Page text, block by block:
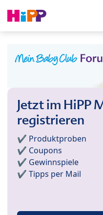
Jetzt im HiPP
registrieren
✔️ Produktproben
✔️ Coupons
✔️ Gewinnspiele
✔️ Tipps per Mail